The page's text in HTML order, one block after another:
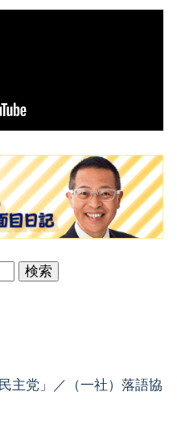
検索
主党」／（一社）落語協